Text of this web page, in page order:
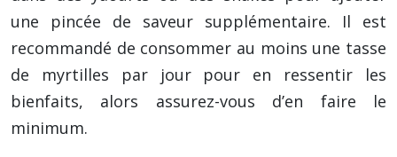
une pincée de saveur supplémentaire. Il est
recommandé de consommer au moins une tasse
de myrtilles par jour pour en ressentir les
bienfaits, alors assurez-vous d’en faire le
minimum.